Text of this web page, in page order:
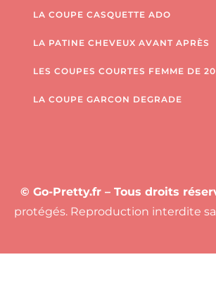
LA COUPE CASQUETTE ADO
LA PATINE CHEVEUX AVANT APRÈS
LES COUPES COURTES FEMME DE
LA COUPE GARCON DEGRADE
© Go-Pretty.fr – Tous droits
protégés. Reproduction interdite